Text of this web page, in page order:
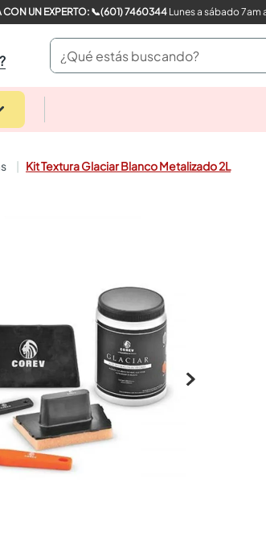
COMPRA CON UN EXPERTO: 📞(601) 7460344Lunes a sábado 7am
¿Qué estás buscando?
Kit Textura Glaciar Blanco Metalizado 2L
closet
sanitarios